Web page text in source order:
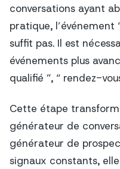
conversations ayant
pratique, l’événement
suffit pas. Il est
événements plus
qualifié ”, “ rendez-
Cette étape
générateur de
générateur de
signaux constants,